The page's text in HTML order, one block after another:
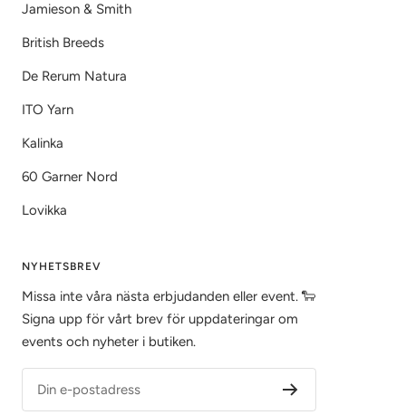
Jamieson & Smith
British Breeds
De Rerum Natura
ITO Yarn
Kalinka
60 Garner Nord
Lovikka
NYHETSBREV
Missa inte våra nästa erbjudanden eller event. 🐑
Signa upp för vårt brev för uppdateringar om
events och nyheter i butiken.
Din e-postadress